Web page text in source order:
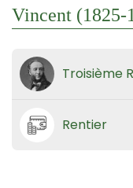
Vincent (1825-
Troisième
Rentier